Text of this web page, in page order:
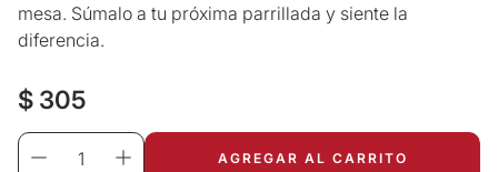
mesa. Súmalo a tu próxima parrillada y siente la
diferencia.
Precio
regular
$ 305
AGREGAR AL CARRITO